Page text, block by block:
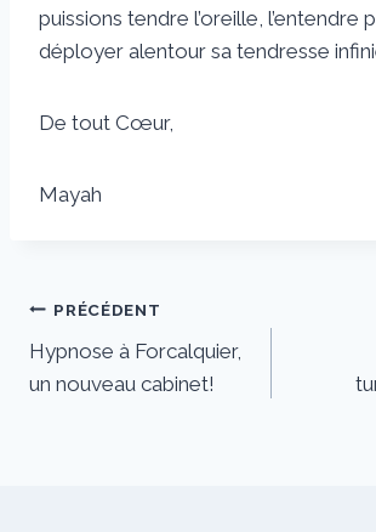
puissions tendre l’oreille, l’entendre
déployer alentour sa tendresse
De tout Cœur,
Mayah
Navigation
de
PRÉCÉDENT
Hypnose à Forcalquier,
un nouveau cabinet!